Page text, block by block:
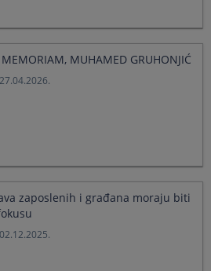
mark
key
to
the
MUHAMED GRUHONJIĆ
27.04.2026.
zaposlenih i građana moraju biti
02.12.2025.